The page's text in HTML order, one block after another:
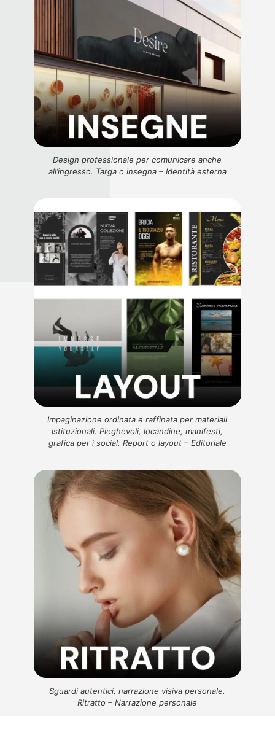
Design professionale per comunicare anche
all’ingresso. Targa o insegna – Identità esterna
Impaginazione ordinata e raffinata per materiali
istituzionali. Pieghevoli, locandine, manifesti,
grafica per i social. Report o layout – Editoriale
Sguardi autentici, narrazione visiva personale.
Ritratto – Narrazione personale